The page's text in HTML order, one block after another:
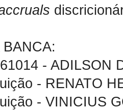
- ADILSON
- RENATO
- VINICIUS